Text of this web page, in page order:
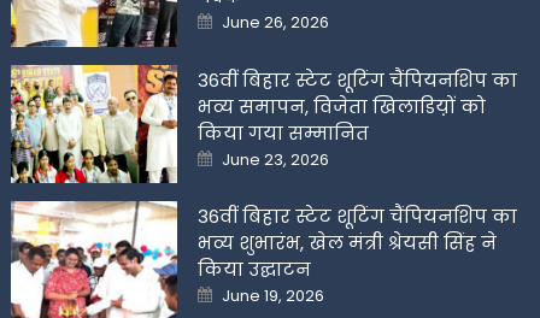
Posted
on
June 26, 2026
36वीं बिहार स्टेट शूटिंग चैंपियनशिप का
भव्य समापन, विजेता खिलाडिय़ों को
किया गया सम्मानित
Posted
on
June 23, 2026
36वीं बिहार स्टेट शूटिंग चैंपियनशिप का
भव्य शुभारंभ, खेल मंत्री श्रेयसी सिंह ने
किया उद्घाटन
Posted
on
June 19, 2026